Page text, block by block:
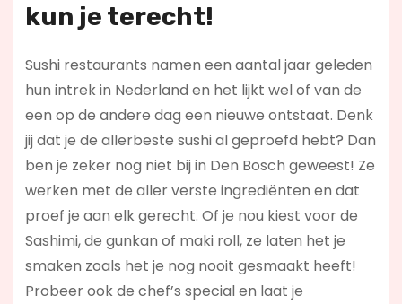
kun je terecht!
Sushi restaurants namen een aantal jaar geleden
hun intrek in Nederland en het lijkt wel of van de
een op de andere dag een nieuwe ontstaat. Denk
jij dat je de allerbeste sushi al geproefd hebt? Dan
ben je zeker nog niet bij in Den Bosch geweest! Ze
werken met de aller verste ingrediënten en dat
proef je aan elk gerecht. Of je nou kiest voor de
Sashimi, de gunkan of maki roll, ze laten het je
smaken zoals het je nog nooit gesmaakt heeft!
Probeer ook de chef’s special en laat je